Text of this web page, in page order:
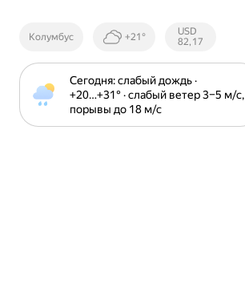
Колумбус +21°
Курсы ЦБ
РФ
USD
82,17
Сегодня: слабый дождь ·
+20⁠…⁠+31⁠° · слабый ветер 3⁠–⁠5 м⁠/⁠с,
порывы до 18 м⁠/⁠с